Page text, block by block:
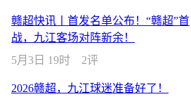
赣超快讯丨首发名单公布！“赣超”首
战，九江客场对阵新余！
5月3日 19时
2评
2026赣超，九江球迷准备好了！